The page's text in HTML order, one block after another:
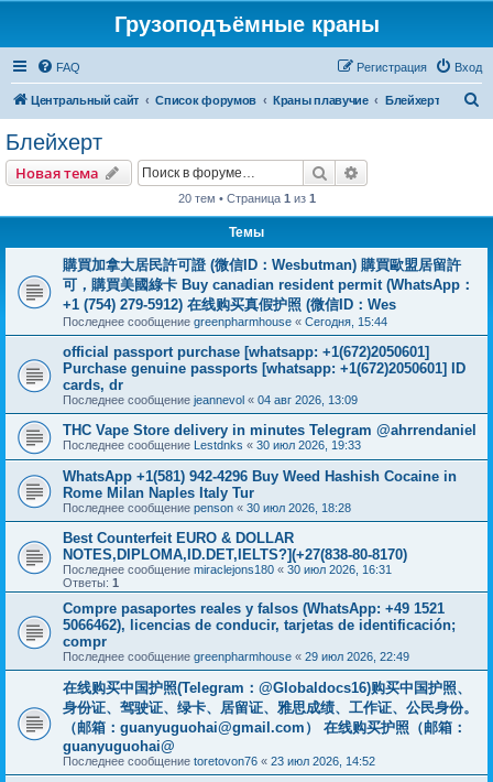
Грузоподъёмные краны
FAQ Вход
Регистрация
Центральный сайт Список форумов Краны плавучие Блейхерт
Блейхерт
Новая тема Поиск
20 тем • Страница 1 из 1
Темы
購買加拿大居民許可證 (微信ID：Wesbutman) 購買歐盟居留許
可，購買美國綠卡 Buy canadian resident permit (WhatsApp：
+1 (754) 279-5912) 在线购买真假护照 (微信ID：Wes
Последнее сообщение greenpharmhouse « Сегодня, 15:44
official passport purchase [whatsapp: +1(672)2050601]
Purchase genuine passports [whatsapp: +1(672)2050601] ID
cards, dr
Последнее сообщение jeannevol « 04 авг 2026, 13:09
THC Vape Store delivery in minutes Telegram @ahrrendaniel
Последнее сообщение Lestdnks « 30 июл 2026, 19:33
WhatsApp +1(581) 942-4296 Buy Weed Hashish Cocaine in
Rome Milan Naples Italy Tur
Последнее сообщение penson « 30 июл 2026, 18:28
Best Counterfeit EURO & DOLLAR
NOTES,DIPLOMA,ID.DET,IELTS?](+27(838-80-8170)
Последнее сообщение miraclejons180 « 30 июл 2026, 16:31
Ответы: 1
Compre pasaportes reales y falsos (WhatsApp: +49 1521
5066462), licencias de conducir, tarjetas de identificación;
compr
Последнее сообщение greenpharmhouse « 29 июл 2026, 22:49
在线购买中国护照(Telegram：@Globaldocs16)购买中国护照、
身份证、驾驶证、绿卡、居留证、雅思成绩、工作证、公民身份。
（邮箱： guanyuguohai@gmail.com ） 在线购买护照（邮箱：
guanyuguohai@
Последнее сообщение toretovon76 « 23 июл 2026, 14:52